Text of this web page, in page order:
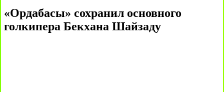
«Ордабасы» сохранил основного
голкипера Бекхана Шайзаду